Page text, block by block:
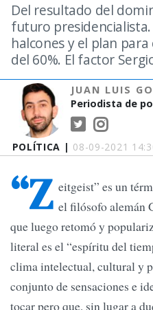
POLÍTICA | 08-09-2021
Del resultado del
futuro
halcones y el plan
del 60%. El factor
JUAN LUIS
Periodista de
“Z eitgeist” es un
el filósofo alemán
que luego retomó y
literal es el “espíritu del
clima intelectual, cultural y
conjunto de sensaciones e
tocar pero que, sin lugar a